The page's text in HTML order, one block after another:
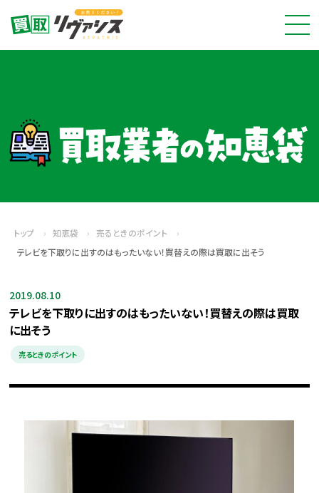
トップ › 知恵袋 › 売るときのポイント
›
テレビを下取りに出すのはもったいない！買替えの際は買取に出そう
2019.08.10
テレビを下取りに出すのはもったいない！買替えの際は買取
に出そう
売るときのポイント